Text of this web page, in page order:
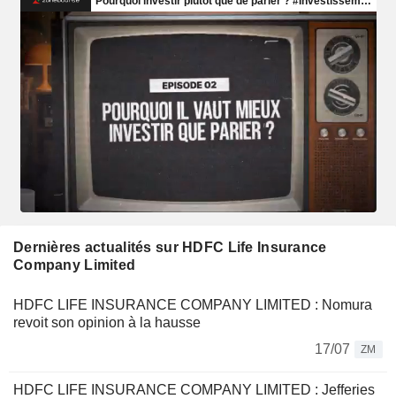
Dernières actualités sur HDFC Life Insurance
Company Limited
HDFC LIFE INSURANCE COMPANY LIMITED : Nomura
revoit son opinion à la hausse
17/07
ZM
HDFC LIFE INSURANCE COMPANY LIMITED : Jefferies